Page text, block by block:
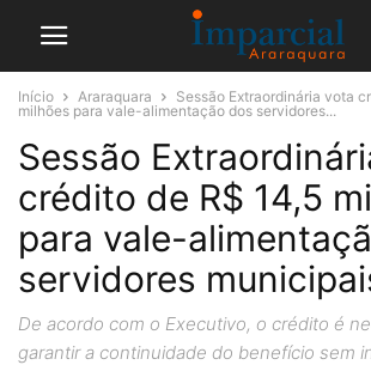
Início Araraquara
Sessão Extraordinária vota
milhões para vale-alimentação dos servidores...
Sessão
crédito de R$ 14,5
para vale-
servidores
De acordo com o Executivo, o crédito é
garantir a continuidade do benefício sem